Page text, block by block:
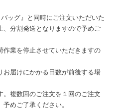
ッグ』と同時にご注文いただいた
、分割発送となりますので予めご
業を停止させていただきますの
届けにかかる日数が前後する場
複数回のご注文を１回のご注文
めご了承ください。